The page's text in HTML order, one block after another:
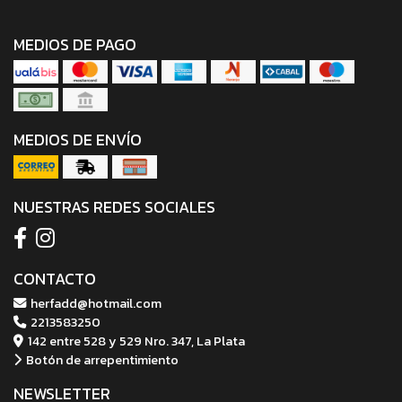
MEDIOS DE PAGO
MEDIOS DE ENVÍO
NUESTRAS REDES SOCIALES
CONTACTO
herfadd@hotmail.com
2213583250
142 entre 528 y 529 Nro. 347, La Plata
Botón de arrepentimiento
NEWSLETTER